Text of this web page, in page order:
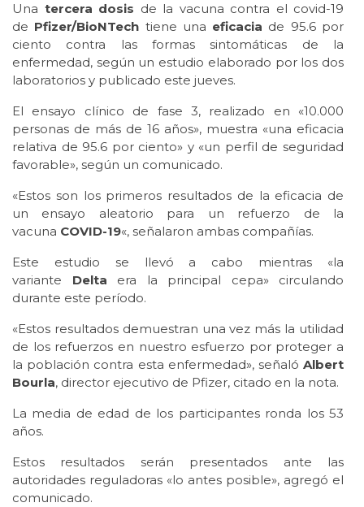
Una tercera dosis de la vacuna contra el covid-19
de Pfizer/BioNTech tiene una eficacia de 95.6 por
ciento contra las formas sintomáticas de la
enfermedad, según un estudio elaborado por los dos
laboratorios y publicado este jueves.
El ensayo clínico de fase 3, realizado en «10.000
personas de más de 16 años», muestra «una eficacia
relativa de 95.6 por ciento» y «un perfil de seguridad
favorable», según un comunicado.
«Estos son los primeros resultados de la eficacia de
un ensayo aleatorio para un refuerzo de la
vacuna COVID-19«, señalaron ambas compañías.
Este estudio se llevó a cabo mientras «la
variante Delta era la principal cepa» circulando
durante este período.
«Estos resultados demuestran una vez más la utilidad
de los refuerzos en nuestro esfuerzo por proteger a
la población contra esta enfermedad», señaló Albert
Bourla, director ejecutivo de Pfizer, citado en la nota.
La media de edad de los participantes ronda los 53
años.
Estos resultados serán presentados ante las
autoridades reguladoras «lo antes posible», agregó el
comunicado.